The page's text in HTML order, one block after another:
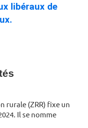
libéraux de
rurale (ZRR) fixe un
Il se nomme